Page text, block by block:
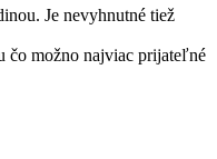
Je nevyhnutné tiež
čo možno najviac prijateľné